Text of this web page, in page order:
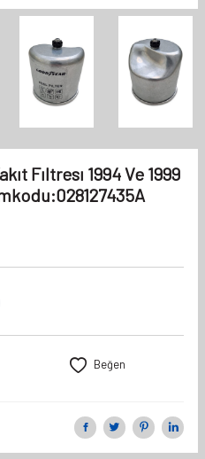
Fıltresı 1994 Ve 1999
Beğen